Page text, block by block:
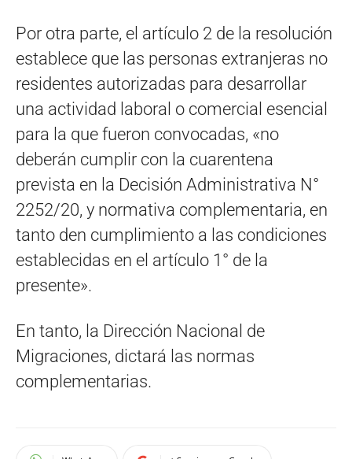
Por otra parte, el artículo 2 de la resolución
establece que las personas extranjeras no
residentes autorizadas para desarrollar
una actividad laboral o comercial esencial
para la que fueron convocadas, «no
deberán cumplir con la cuarentena
prevista en la Decisión Administrativa N°
2252/20, y normativa complementaria, en
tanto den cumplimiento a las condiciones
establecidas en el artículo 1° de la
presente».
En tanto, la Dirección Nacional de
Migraciones, dictará las normas
complementarias.